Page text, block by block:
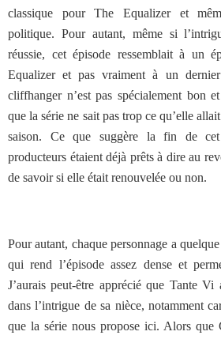
classique pour The Equalizer et
politique. Pour autant, même si
réussie, cet épisode ressemblait à un
Equalizer et pas vraiment à un
cliffhanger n’est pas spécialement bon
que la série ne sait pas trop ce qu’elle
saison. Ce que suggère la fin de
producteurs étaient déjà prêts à dire au
de savoir si elle était renouvelée ou non.
Pour autant, chaque personnage a
qui rend l’épisode assez dense et
J’aurais peut-être apprécié que Tante
dans l’intrigue de sa nièce, notamment
que la série nous propose ici. Alors que